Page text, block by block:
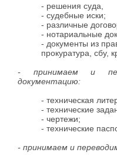
- решения суда,
- судебные иски;
- различные
- нотариальные
- документы из
прокуратура, сбу,
- принимаем и
документацию:
- техническая
- технические
- чертежи;
- технические
- принимаем и